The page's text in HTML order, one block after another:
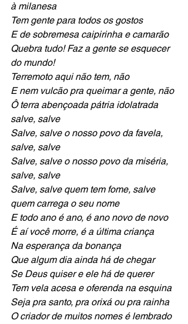
à milanesa
Tem gente para todos os gostos
E de sobremesa caipirinha e camarão
Quebra tudo! Faz a gente se esquecer
do mundo!
Terremoto aqui não tem, não
E nem vulcão pra queimar a gente, não
Ô terra abençoada pátria idolatrada
salve, salve
Salve, salve o nosso povo da favela,
salve, salve
Salve, salve o nosso povo da miséria,
salve, salve
Salve, salve quem tem fome, salve
quem carrega o seu nome
E todo ano é ano, é ano novo de novo
É aí você morre, é a última criança
Na esperança da bonança
Que algum dia ainda há de chegar
Se Deus quiser e ele há de querer
Tem vela acesa e oferenda na esquina
Seja pra santo, pra orixá ou pra rainha
O criador de muitos nomes é lembrado